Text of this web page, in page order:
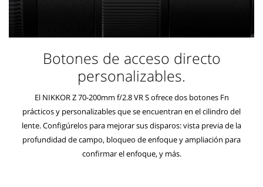
Botones de acceso directo
personalizables.
El NIKKOR Z 70-200mm f/2.8 VR S ofrece dos botones Fn
prácticos y personalizables que se encuentran en el cilindro del
lente. Configúrelos para mejorar sus disparos: vista previa de la
profundidad de campo, bloqueo de enfoque y ampliación para
confirmar el enfoque, y más.